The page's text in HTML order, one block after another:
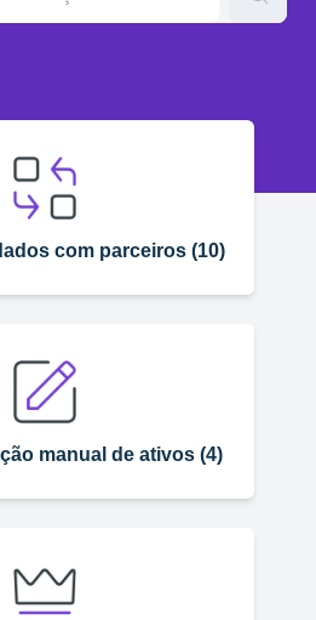
com parceiros (10)
manual de ativos (4)